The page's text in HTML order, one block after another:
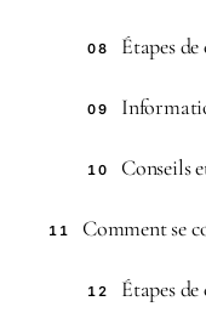
08 Étapes
09
10 Conseils
11 Comment se
12 Étapes